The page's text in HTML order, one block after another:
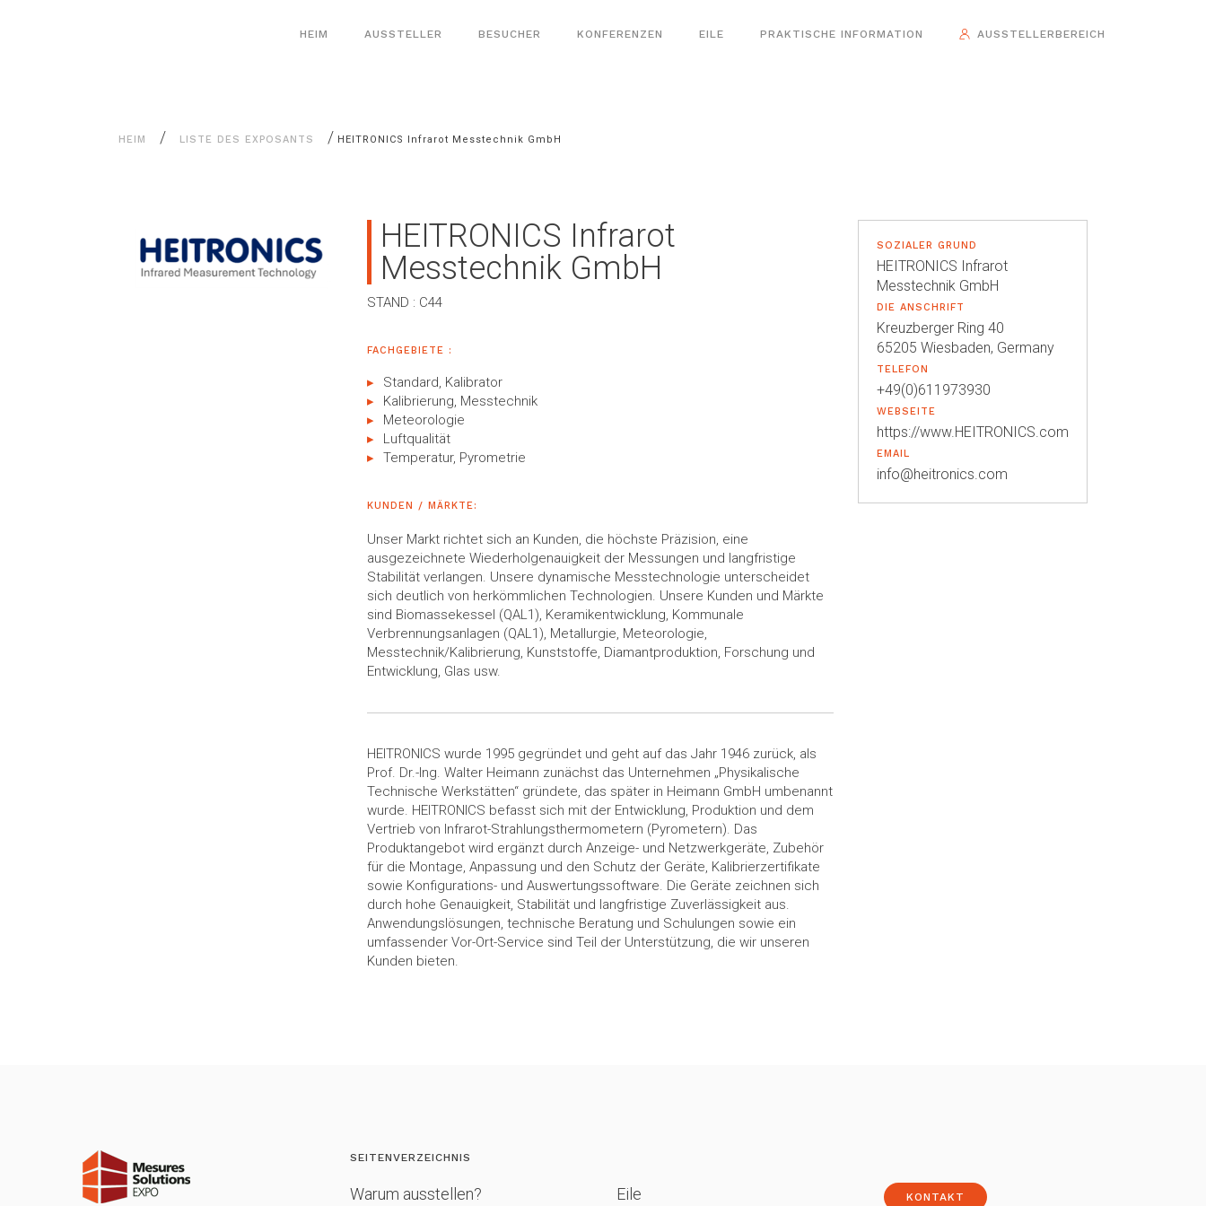
HEIM AUSSTELLER BESUCHER KONFERENZEN EILE PRAKTISCHE INFORMATION AUSSTELLERBEREICH
HEIM / LISTE DES EXPOSANTS / HEITRONICS Infrarot Messtechnik GmbH
HEITRONICS Infrarot
Messtechnik GmbH
STAND : C44
FACHGEBIETE :
Standard, Kalibrator
Kalibrierung, Messtechnik
Meteorologie
Luftqualität
Temperatur, Pyrometrie
KUNDEN / MÄRKTE:
Unser Markt richtet sich an Kunden, die höchste Präzision, eine
ausgezeichnete Wiederholgenauigkeit der Messungen und langfristige
Stabilität verlangen. Unsere dynamische Messtechnologie unterscheidet
sich deutlich von herkömmlichen Technologien. Unsere Kunden und Märkte
sind Biomassekessel (QAL1), Keramikentwicklung, Kommunale
Verbrennungsanlagen (QAL1), Metallurgie, Meteorologie,
Messtechnik/Kalibrierung, Kunststoffe, Diamantproduktion, Forschung und
Entwicklung, Glas usw.
HEITRONICS wurde 1995 gegründet und geht auf das Jahr 1946 zurück, als
Prof. Dr.-Ing. Walter Heimann zunächst das Unternehmen „Physikalische
Technische Werkstätten“ gründete, das später in Heimann GmbH umbenannt
wurde. HEITRONICS befasst sich mit der Entwicklung, Produktion und dem
Vertrieb von Infrarot-Strahlungsthermometern (Pyrometern). Das
Produktangebot wird ergänzt durch Anzeige- und Netzwerkgeräte, Zubehör
für die Montage, Anpassung und den Schutz der Geräte, Kalibrierzertifikate
sowie Konfigurations- und Auswertungssoftware. Die Geräte zeichnen sich
durch hohe Genauigkeit, Stabilität und langfristige Zuverlässigkeit aus.
Anwendungslösungen, technische Beratung und Schulungen sowie ein
umfassender Vor-Ort-Service sind Teil der Unterstützung, die wir unseren
Kunden bieten.
SOZIALER GRUND
HEITRONICS Infrarot
Messtechnik GmbH
DIE ANSCHRIFT
Kreuzberger Ring 40
65205 Wiesbaden, Germany
TELEFON
+49(0)611973930
WEBSEITE
https://www.HEITRONICS.com
EMAIL
info@heitronics.com
SEITENVERZEICHNIS
Warum ausstellen? Eile KONTAKT